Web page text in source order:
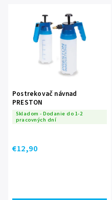
Postrekovač návnad
PRESTON
Skladom - Dodanie do 1-2
pracovných dní
€12,90